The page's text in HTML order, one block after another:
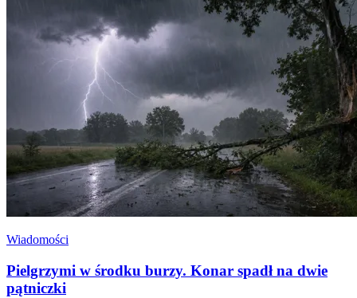
Wiadomości
Pielgrzymi w środku burzy. Konar spadł na dwie
pątniczki